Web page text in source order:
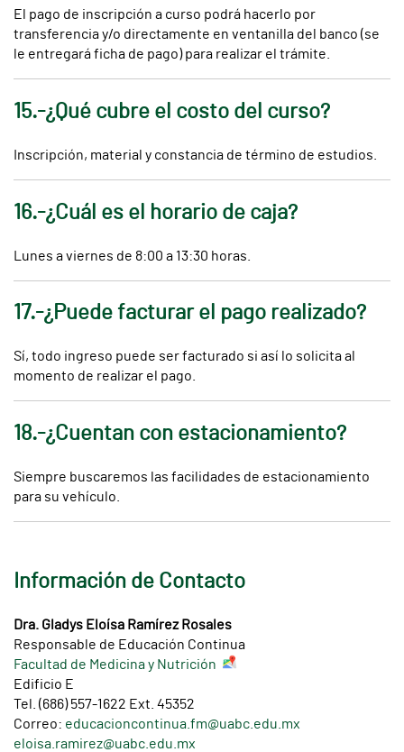
El pago de inscripción a curso podrá hacerlo por
transferencia y/o directamente en ventanilla del banco (se
le entregará ficha de pago) para realizar el trámite.
15.-¿Qué cubre el costo del curso?
Inscripción, material y constancia de término de estudios.
16.-¿Cuál es el horario de caja?
Lunes a viernes de 8:00 a 13:30 horas.
17.-¿Puede facturar el pago realizado?
Sí, todo ingreso puede ser facturado si así lo solicita al
momento de realizar el pago.
18.-¿Cuentan con estacionamiento?
Siempre buscaremos las facilidades de estacionamiento
para su vehículo.
Información de Contacto
Dra. Gladys Eloísa Ramírez Rosales
Responsable de Educación Continua
Facultad de Medicina y Nutrición
Edificio E
Tel. (686) 557-1622 Ext. 45352
Correo: educacioncontinua.fm@uabc.edu.mx
eloisa.ramirez@uabc.edu.mx